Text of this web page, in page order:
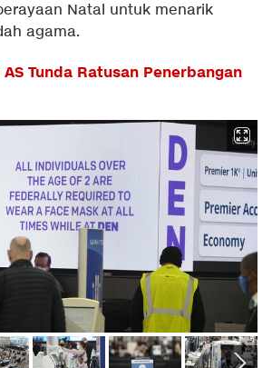
Natal untuk menarik
agama.
AS Tunda Ratusan Penerbangan